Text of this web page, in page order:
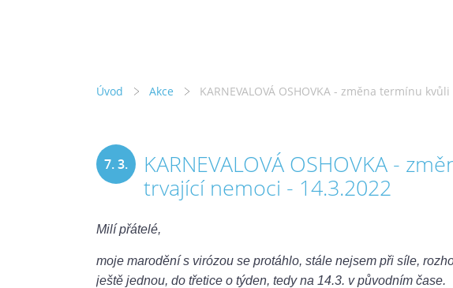
Úvod Akce KARNEVALOVÁ OSHOVKA - změna termínu
7. 3.
KARNEVALOVÁ OSHOVKA -
trvající nemoci - 14.3.2022
Milí přátelé,
moje marodění s virózou se protáhlo, stále nejsem při síle,
ještě jednou, do třetice o týden, tedy na 14.3. v původním čase.